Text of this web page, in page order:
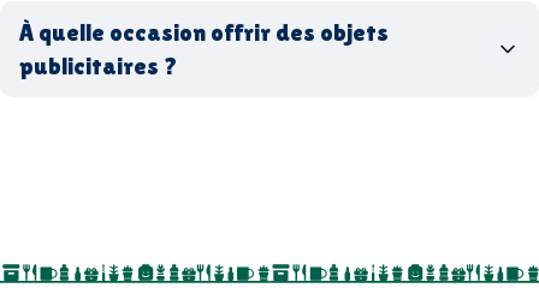
recyclés, fabriqués en France ou en Europe,
biodégradables ou réutilisables
entreprise
goodies utiles au bureau
À quelle occasion offrir des objets
publicitaires ?
salon professionnel